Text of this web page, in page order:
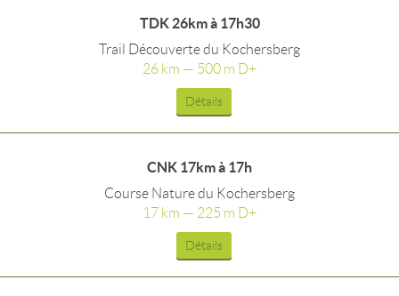
TDK 26km à 17h30
Trail Découverte du Kochersberg
26 km — 500 m D+
Détails
CNK 17km à 17h
Course Nature du Kochersberg
17 km — 225 m D+
Détails